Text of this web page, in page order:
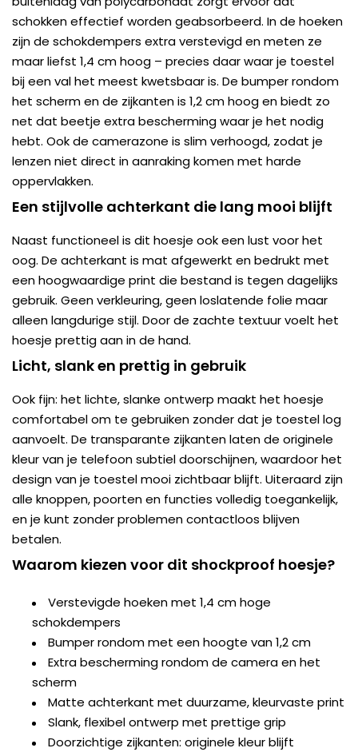
schokken effectief worden geabsorbeerd. In de hoeken
zijn de schokdempers extra verstevigd en meten ze
maar liefst 1,4 cm hoog – precies daar waar je toestel
bij een val het meest kwetsbaar is. De bumper rondom
het scherm en de zijkanten is 1,2 cm hoog en biedt zo
net dat beetje extra bescherming waar je het nodig
hebt. Ook de camerazone is slim verhoogd, zodat je
lenzen niet direct in aanraking komen met harde
oppervlakken.
Een stijlvolle achterkant die lang mooi blijft
Naast functioneel is dit hoesje ook een lust voor het
oog. De achterkant is mat afgewerkt en bedrukt met
een hoogwaardige print die bestand is tegen dagelijks
gebruik. Geen verkleuring, geen loslatende folie maar
alleen langdurige stijl. Door de zachte textuur voelt het
hoesje prettig aan in de hand.
Licht, slank en prettig in gebruik
Ook fijn: het lichte, slanke ontwerp maakt het hoesje
comfortabel om te gebruiken zonder dat je toestel log
aanvoelt. De transparante zijkanten laten de originele
kleur van je telefoon subtiel doorschijnen, waardoor het
design van je toestel mooi zichtbaar blijft. Uiteraard zijn
alle knoppen, poorten en functies volledig toegankelijk,
en je kunt zonder problemen contactloos blijven
betalen.
Waarom kiezen voor dit shockproof hoesje?
Verstevigde hoeken met 1,4 cm hoge
schokdempers
Bumper rondom met een hoogte van 1,2 cm
Extra bescherming rondom de camera en het
scherm
Matte achterkant met duurzame, kleurvaste print
Slank, flexibel ontwerp met prettige grip
Doorzichtige zijkanten: originele kleur blijft